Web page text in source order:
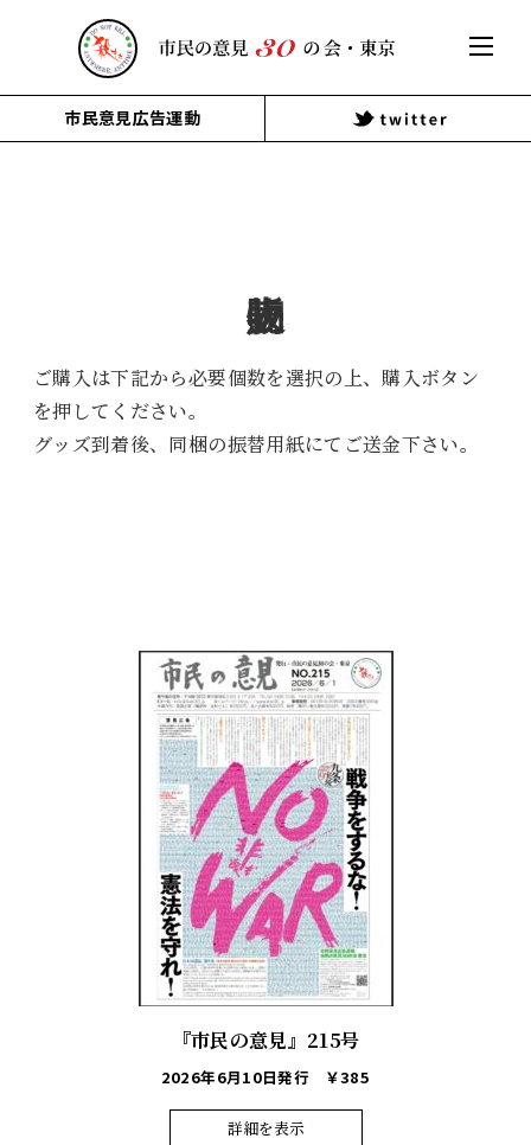
市民意見広告運動
ご購入は下記から必要個数を選択の上、購入ボタン
を押してください。
グッズ到着後、同梱の振替用紙にてご送金下さい。
『市民の意見』215号
2026年6月10日発行 ￥385
詳細を表示